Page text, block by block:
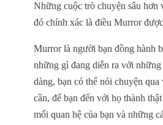
Những cuộc trò chuyện sâu hơn
đó chính xác là điều Murror
Murror là người bạn đồng hành
những gì đang diễn ra với
dàng, bạn có thể nói chuyện
cần, để bạn đến với họ thành
mối quan hệ của bạn và những